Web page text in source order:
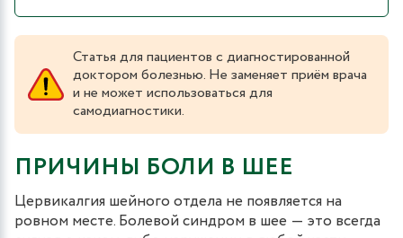
Статья для пациентов с диагностированной
доктором болезнью. Не заменяет приём врача
и не может использоваться для
самодиагностики.
ПРИЧИНЫ БОЛИ В ШЕЕ
Цервикалгия шейного отдела не появляется на
ровном месте. Болевой синдром в шее ― это всегда